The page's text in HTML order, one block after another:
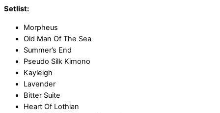
Setlist:
Morpheus
Old Man Of The Sea
Summer’s End
Pseudo Silk Kimono
Kayleigh
Lavender
Bitter Suite
Heart Of Lothian